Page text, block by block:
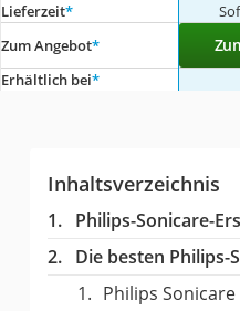
Lieferzeit*
Zum Angebot*
Erhältlich bei*
Inhaltsverzeichnis
Philips-Sonicare-
Die besten Philips-
Philips Sonicare